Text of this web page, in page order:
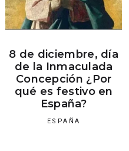
8 de diciembre, día
de la Inmaculada
Concepción ¿Por
qué es festivo en
España?
ESPAÑA